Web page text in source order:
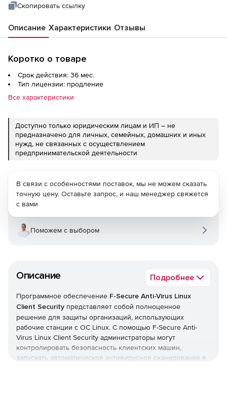
Скопировать ссылку
Описание Характеристики Отзывы
Коротко о товаре
Срок действия: 36 мес.
Тип лицензии: продление
Все характеристики
Доступно только юридическим лицам и ИП – не
предназначено для личных, семейных, домашних и иных
нужд, не связанных с осуществлением
предпринимательской деятельности
Описание Подробнее
Программное обеспечение F-Secure Anti-Virus Linux
Client Security представляет собой полноценное
решение для защиты организаций, использующих
рабочие станции с ОС Linux. С помощью F-Secure Anti-
Virus Linux Client Security администраторы могут
контролировать безопасность клиентских машин,
запускать автоматическое антивирусное сканирование в
В связи с особенностями поставок, мы не можем сказать
точную цену. Оставьте запрос, и наш менеджер свяжется
с вами
Поможем с выбором